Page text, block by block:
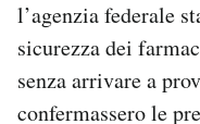
l’agenzia federale
sicurezza dei
senza arrivare a
confermassero le